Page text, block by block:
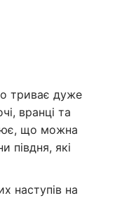
триває дуже
вранці та
що можна
півдня, які
наступів на